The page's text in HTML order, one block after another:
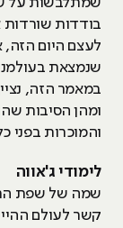
בודדות שורדות
שנמצאת בעולמנו
ומהן הסיבות
והמוכרות בפני
לימודי ג'אווה
שמה של שפת